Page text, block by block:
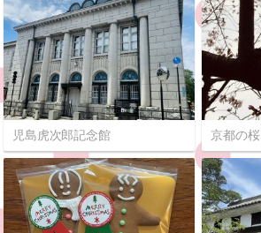
児島虎次郎記念館 京都の桜